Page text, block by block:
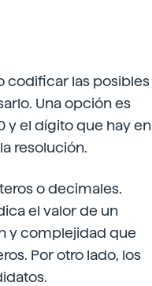
codificar las posibles
Una opción es
y el dígito que hay en
resolución.
o decimales.
el valor de un
y complejidad que
Por otro lado, los